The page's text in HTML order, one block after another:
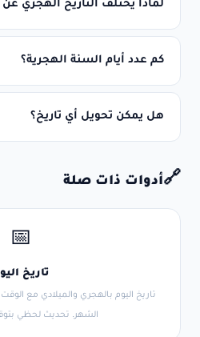
لماذا يختلف التاريخ الهجري عن
كم عدد أيام السنة الهجرية؟
هل يمكن تحويل أي تاريخ؟
🔗أدوات ذات صلة
📅
تاريخ
تاريخ اليوم بالهجري والميلادي مع
الشهر. تحديث لحظي